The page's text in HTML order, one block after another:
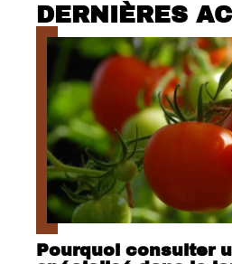
DERNIÈRES
Pourquoi consulter